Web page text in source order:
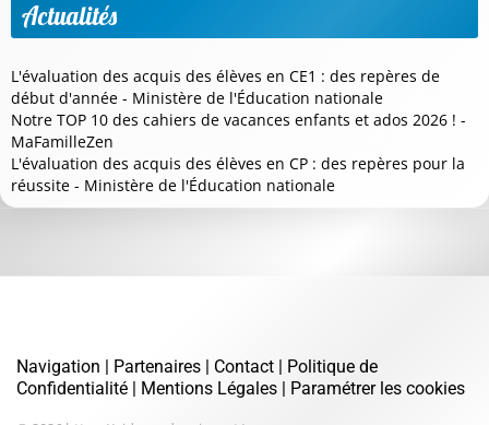
Actualités
L'évaluation des acquis des élèves en CE1 : des repères de
début d'année - Ministère de l'Éducation nationale
Notre TOP 10 des cahiers de vacances enfants et ados 2026 ! -
MaFamilleZen
L'évaluation des acquis des élèves en CP : des repères pour la
réussite - Ministère de l'Éducation nationale
Navigation | Partenaires | Contact | Politique de
Confidentialité | Mentions Légales | Paramétrer les cookies